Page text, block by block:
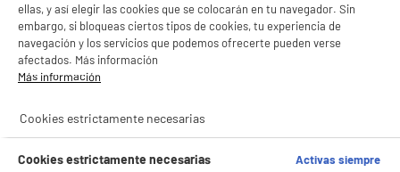
1€96
DEPOT
y sus socios utilizan cookies que procesan tus datos personales para:
ellas, y así elegir las cookies que se colocarán en tu navegador. Sin
embargo, si bloqueas ciertos tipos de cookies, tu experiencia de
navegación y los servicios que podemos ofrecerte pueden verse
afectados. Más información
Más información
Cookies estrictamente necesarias
Cookies estrictamente necesarias
Activas siempre